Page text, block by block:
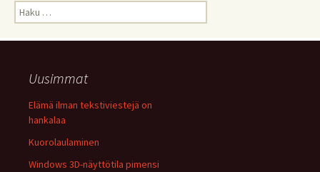
Haku:
Uusimmat
Elämä ilman tekstiviestejä on
hankalaa
Kuorolaulaminen
Windows 3D-näyttötila pimensi